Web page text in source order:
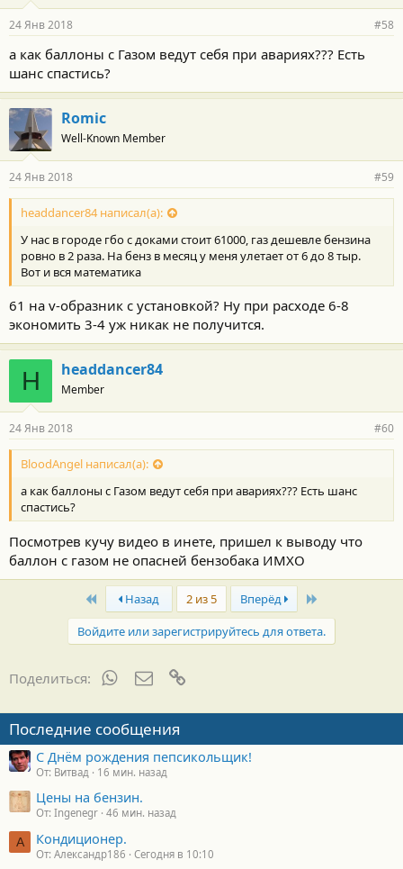
24 Янв 2018 #58
а как баллоны с Газом ведут себя при авариях??? Есть
шанс спастись?
Romic
Well-Known Member
24 Янв 2018 #59
headdancer84 написал(а):
У нас в городе гбо с доками стоит 61000, газ дешевле бензина
ровно в 2 раза. На бенз в месяц у меня улетает от 6 до 8 тыр.
Вот и вся математика
61 на v-образник с установкой? Ну при расходе 6-8
экономить 3-4 уж никак не получится.
H headdancer84
Member
24 Янв 2018 #60
BloodAngel написал(а):
а как баллоны с Газом ведут себя при авариях??? Есть шанс
спастись?
Посмотрев кучу видео в инете, пришел к выводу что
баллон с газом не опасней бензобака ИМХО
First Назад 2 из 5 Вперёд
Войдите или зарегистрируйтесь для ответа.
Поделиться: WhatsAppЭлектронная почта
Последние сообщения
С Днём рождения пепсикольщик!
От: Витвад 16 мин. назад
Цены на бензин.
От: Ingenegr 46 мин. назад
А Кондиционер.
От: Александр186 Сегодня в 10:10